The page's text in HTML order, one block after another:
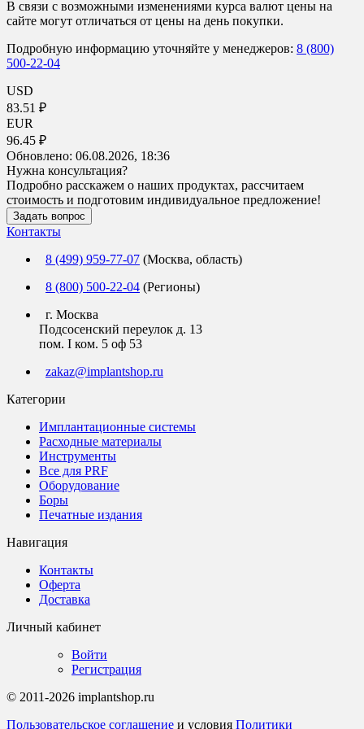
В связи с возможными изменениями курса валют цены на
сайте могут отличаться от цены на день покупки.
Подробную информацию уточняйте у менеджеров: 8 (800)
500-22-04
USD
83.51 ₽
EUR
96.45 ₽
Обновлено: 06.08.2026, 18:36
Нужна консультация?
Подробно расскажем о наших продуктах, рассчитаем
стоимость и подготовим индивидуальное предложение!
Задать вопрос
Контакты
8 (499) 959-77-07 (Москва, область)
8 (800) 500-22-04 (Регионы)
г. Москва
Подсосенский переулок д. 13
пом. I ком. 5 оф 53
zakaz@implantshop.ru
Категории
Имплантационные системы
Расходные материалы
Инструменты
Все для PRF
Оборудование
Боры
Печатные издания
Навигация
Контакты
Оферта
Доставка
Личный кабинет
Войти
Регистрация
© 2011-2026 implantshop.ru
Пользовательское соглашение и условия Политики